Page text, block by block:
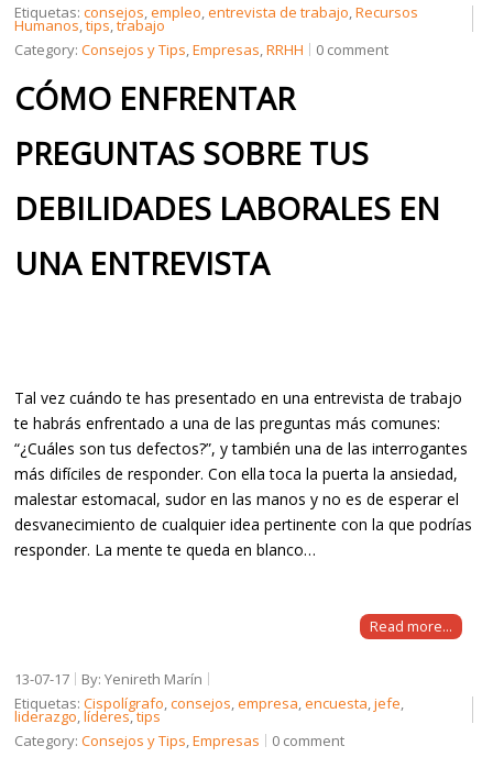
Etiquetas:consejos,empleo,entrevista de trabajo,Recursos
Humanos,tips,trabajo
Category:Consejos y Tips,Empresas,RRHH 0 comment
CÓMO ENFRENTAR
PREGUNTAS SOBRE TUS
DEBILIDADES LABORALES EN
UNA ENTREVISTA
Tal vez cuándo te has presentado en una entrevista de trabajo
te habrás enfrentado a una de las preguntas más comunes:
“¿Cuáles son tus defectos?”, y también una de las interrogantes
más difíciles de responder. Con ella toca la puerta la ansiedad,
malestar estomacal, sudor en las manos y no es de esperar el
desvanecimiento de cualquier idea pertinente con la que podrías
responder. La mente te queda en blanco…
Read more...
13-07-17
By: Yenireth Marín
Etiquetas:Cispolígrafo ,consejos ,empresa ,encuesta ,jefe
liderazgo ,líderes,tips
Category:Consejos y Tips ,Empresas 0 comment